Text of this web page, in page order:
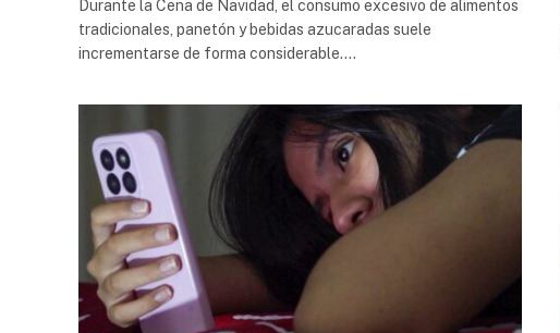
Durante la Cena de Navidad, el consumo excesivo de alimentos
tradicionales, panetón y bebidas azucaradas suele
incrementarse de forma considerable.…